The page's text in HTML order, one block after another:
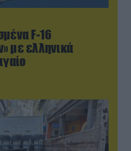
F-16
με ελληνικά